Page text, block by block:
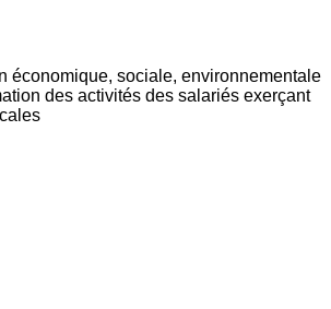
économique, sociale, environnementale
des activités des salariés exerçant